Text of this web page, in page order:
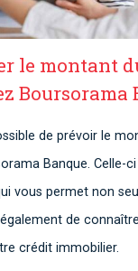
le montant
Boursorama
de prévoir le
Banque. Celle-
vous permet non
de
crédit immobilier.